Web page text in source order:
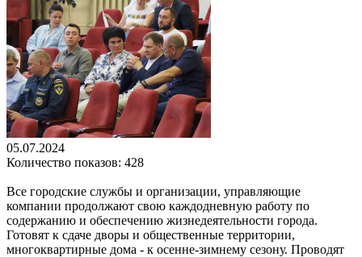
05.07.2024
Количество показов: 428
Все городские службы и организации, управляющие
компании продолжают свою каждодневную работу по
содержанию и обеспечению жизнедеятельности города.
Готовят к сдаче дворы и общественные территории,
многоквартирные дома - к осенне-зимнему сезону. Проводят